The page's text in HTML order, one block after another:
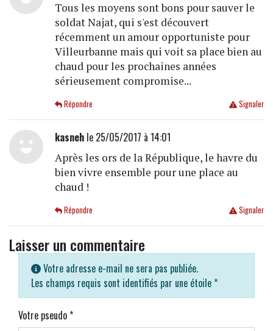
Tous les moyens sont bons pour sauver le
soldat Najat, qui s'est découvert
récemment un amour opportuniste pour
Villeurbanne mais qui voit sa place bien au
chaud pour les prochaines années
sérieusement compromise...
Signaler
Répondre
kasnehle 25/05/2017 à 14:01
Après les ors de la République, le havre du
bien vivre ensemble pour une place au
chaud !
Signaler
Répondre
Laisser un commentaire
Votre adresse e-mail ne sera pas publiée.
Les champs requis sont identifiés par une étoile *
Votre pseudo*